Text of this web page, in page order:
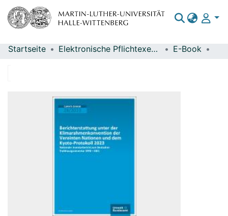
Bereiche & Sammlungen
Startseite Elektronische Pflichtexemplare E-Book